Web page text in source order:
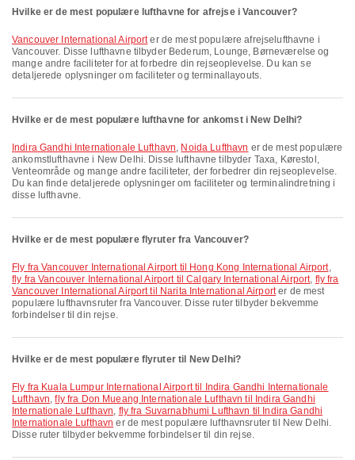
Hvilke er de mest populære lufthavne for afrejse i Vancouver?
Vancouver International Airporter de mest populære afrejselufthavne i
Vancouver. Disse lufthavne tilbyder Bederum, Lounge, Børneværelse og
mange andre faciliteter for at forbedre din rejseoplevelse. Du kan se
detaljerede oplysninger om faciliteter og terminallayouts.
Hvilke er de mest populære lufthavne for ankomst i New Delhi?
Indira Gandhi Internationale Lufthavn, Noida Lufthavn er de mest populære
ankomstlufthavne i New Delhi. Disse lufthavne tilbyder Taxa, Kørestol,
Venteområde og mange andre faciliteter, der forbedrer din rejseoplevelse.
Du kan finde detaljerede oplysninger om faciliteter og terminalindretning i
disse lufthavne.
Hvilke er de mest populære flyruter fra Vancouver?
fly fra Vancouver International Airport til Hong Kong International Airport,
fly fra Vancouver International Airport til Calgary International Airport, fly fra
Vancouver International Airport til Narita International Airporter de mest
populære lufthavnsruter fra Vancouver. Disse ruter tilbyder bekvemme
forbindelser til din rejse.
Hvilke er de mest populære flyruter til New Delhi?
fly fra Kuala Lumpur International Airport til Indira Gandhi Internationale
Lufthavn,fly fra Don Mueang Internationale Lufthavn til Indira Gandhi
Internationale Lufthavn, fly fra Suvarnabhumi Lufthavn til Indira Gandhi
Internationale Lufthavn er de mest populære lufthavnsruter til New Delhi.
Disse ruter tilbyder bekvemme forbindelser til din rejse.